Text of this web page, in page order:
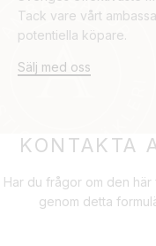
Tack vare vårt
potentiella köpare.
Sälj med oss
KONTAKTA
Har du frågor om den här
genom detta